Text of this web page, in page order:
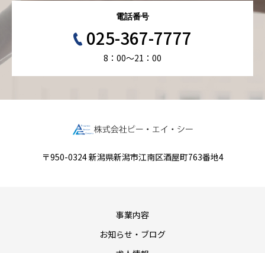
電話番号
025-367-7777
8：00～21：00
〒950-0324 新潟県新潟市江南区酒屋町763番地4
事業内容
お知らせ・ブログ